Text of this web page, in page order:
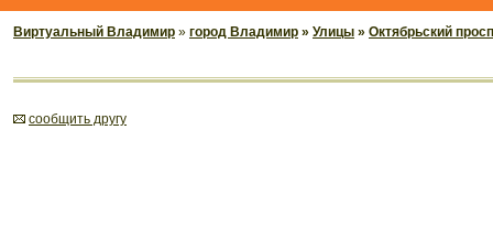
Виртуальный Владимир » город Владимир » Улицы » Октябрьский
cообщить другу